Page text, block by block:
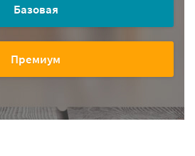
Базовая
Премиум